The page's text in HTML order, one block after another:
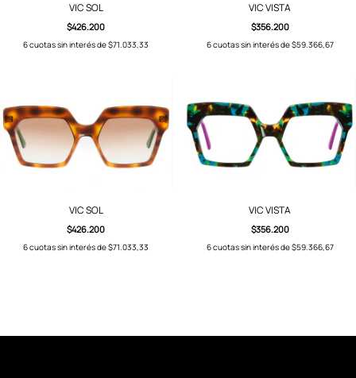
VIC SOL
$426.200
6cuotas sin interés de$71.033,33
VIC VISTA
$356.200
6cuotas sin interés de$59.366,67
VIC SOL
$426.200
6cuotas sin interés de$71.033,33
VIC VISTA
$356.200
6cuotas sin interés de$59.366,67